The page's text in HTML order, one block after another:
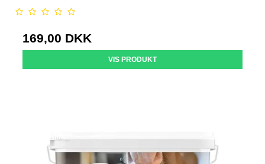
169,00 DKK
VIS PRODUKT